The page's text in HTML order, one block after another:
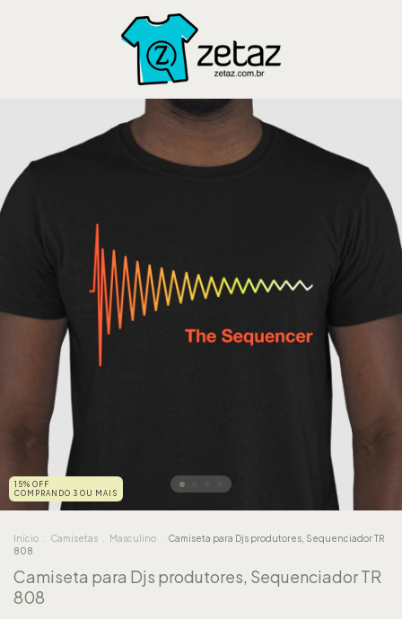
15% OFF
COMPRANDO 3 OU MAIS
Início Camisetas Masculino
Camiseta para Djs produtores, Sequenciador TR
808
Camiseta para Djs produtores, Sequenciador TR
808